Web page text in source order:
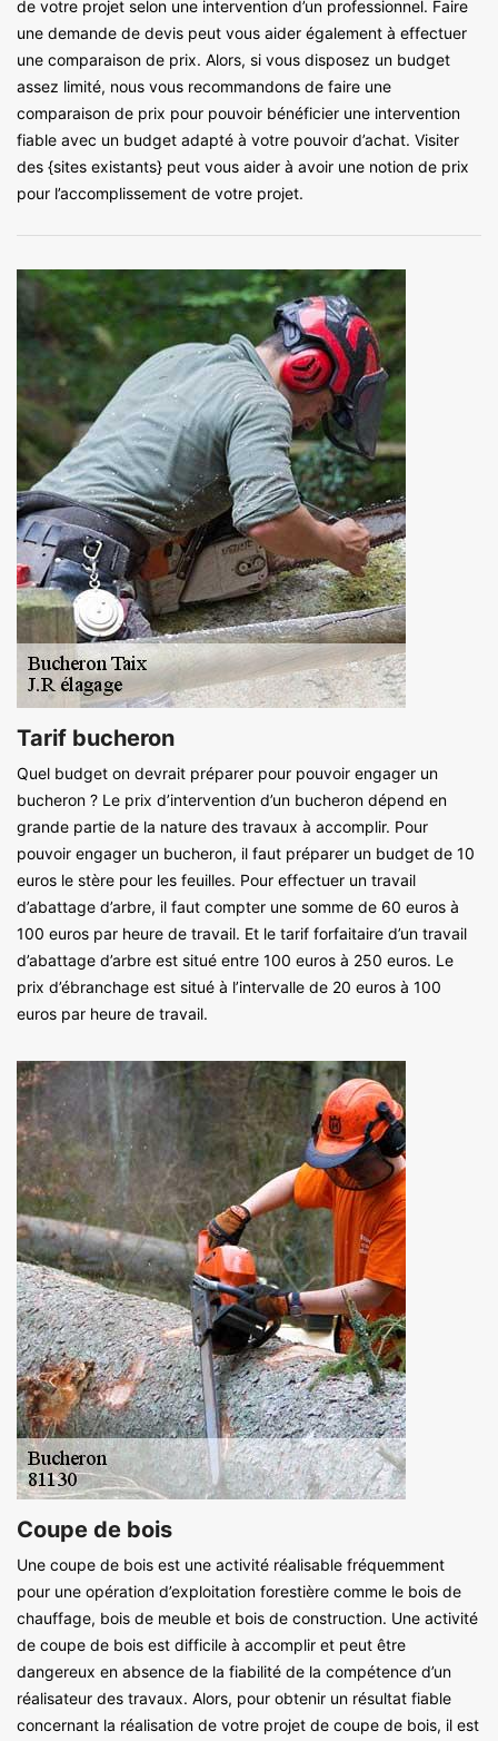
de votre projet selon une intervention d’un professionnel. Faire
une demande de devis peut vous aider également à effectuer
une comparaison de prix. Alors, si vous disposez un budget
assez limité, nous vous recommandons de faire une
comparaison de prix pour pouvoir bénéficier une intervention
fiable avec un budget adapté à votre pouvoir d’achat. Visiter
des {sites existants} peut vous aider à avoir une notion de prix
pour l’accomplissement de votre projet.
Tarif bucheron
Quel budget on devrait préparer pour pouvoir engager un
bucheron ? Le prix d’intervention d’un bucheron dépend en
grande partie de la nature des travaux à accomplir. Pour
pouvoir engager un bucheron, il faut préparer un budget de 10
euros le stère pour les feuilles. Pour effectuer un travail
d’abattage d’arbre, il faut compter une somme de 60 euros à
100 euros par heure de travail. Et le tarif forfaitaire d’un travail
d’abattage d’arbre est situé entre 100 euros à 250 euros. Le
prix d’ébranchage est situé à l’intervalle de 20 euros à 100
euros par heure de travail.
Coupe de bois
Une coupe de bois est une activité réalisable fréquemment
pour une opération d’exploitation forestière comme le bois de
chauffage, bois de meuble et bois de construction. Une activité
de coupe de bois est difficile à accomplir et peut être
dangereux en absence de la fiabilité de la compétence d’un
réalisateur des travaux. Alors, pour obtenir un résultat fiable
concernant la réalisation de votre projet de coupe de bois, il est